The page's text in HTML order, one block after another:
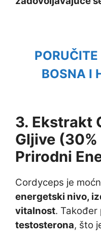
BOSNA I
3. Ekstrakt
Gljive
Prirodni
Cordyceps je
energetski nivo,
vitalnost. Također
testosterona, što